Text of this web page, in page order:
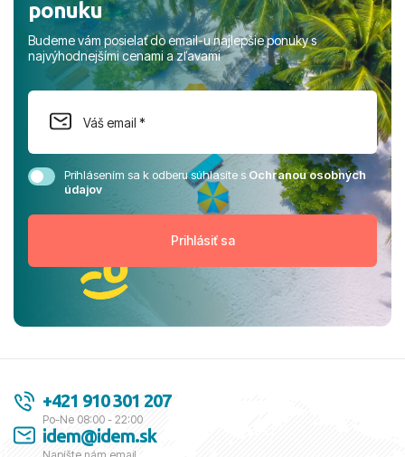
ponuku
Budeme vám posielať do email-u najlepšie ponuky s
najvýhodnejšími cenami a zľavami
Prihlásením sa k odberu súhlasíte sOchranou osobných
údajov
+421 910 301 207
Po-Ne 08:00 - 22:00
idem@idem.sk